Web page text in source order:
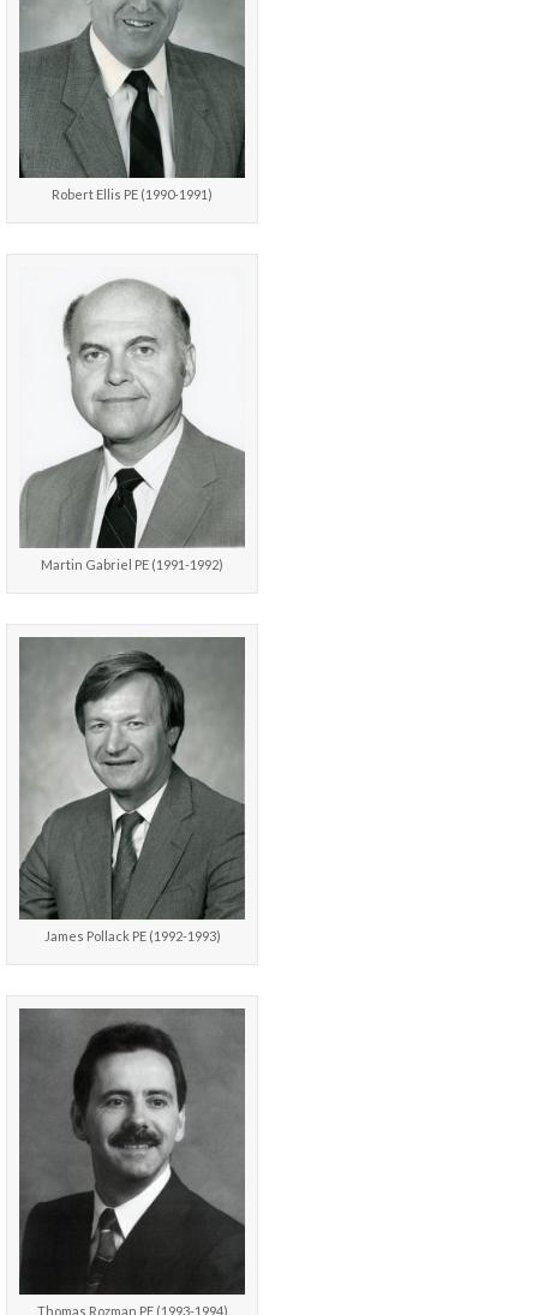
Robert Ellis PE (1990-1991)
Martin Gabriel PE (1991-1992)
James Pollack PE (1992-1993)
Thomas Rozman PE (1993-1994)